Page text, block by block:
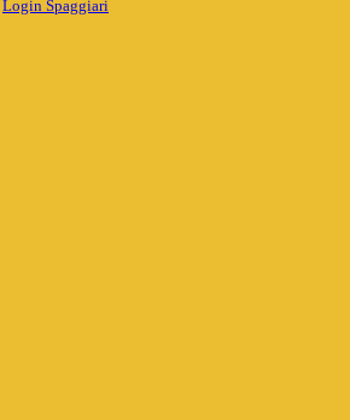
Login Spaggiari